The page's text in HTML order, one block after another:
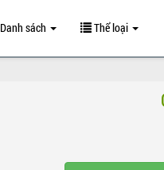
Danh sách Thể loại